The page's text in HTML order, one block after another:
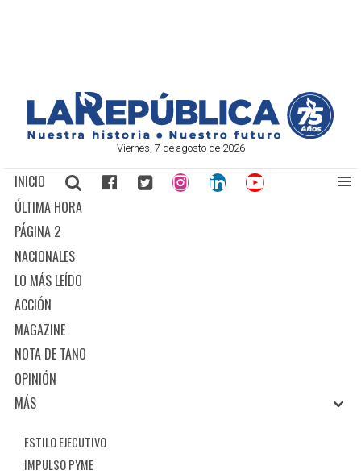
Viernes, 7 de agosto de 2026
INICIO
ÚLTIMA HORA
PÁGINA 2
NACIONALES
LO MÁS LEÍDO
ACCIÓN
MAGAZINE
NOTA DE TANO
OPINIÓN
MÁS
ESTILO EJECUTIVO
IMPULSO PYME